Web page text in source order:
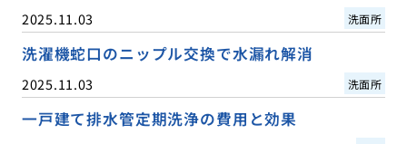
2025.11.03 洗面所
洗濯機蛇口のニップル交換で水漏れ解消
2025.11.03 洗面所
一戸建て排水管定期洗浄の費用と効果